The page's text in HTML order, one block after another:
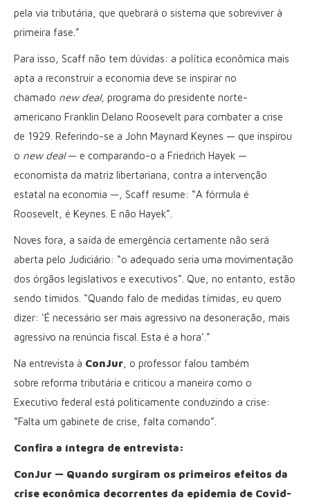
pela via tributária, que quebrará o sistema que sobreviver à
primeira fase.”
Para isso, Scaff não tem dúvidas: a política econômica mais
apta a reconstruir a economia deve se inspirar no
chamado new deal, programa do presidente norte-
americano Franklin Delano Roosevelt para combater a crise
de 1929. Referindo-se a John Maynard Keynes — que inspirou
o new deal— e comparando-o a Friedrich Hayek —
economista da matriz libertariana, contra a intervenção
estatal na economia —, Scaff resume: “A fórmula é
Roosevelt, é Keynes. E não Hayek”.
Noves fora, a saída de emergência certamente não será
aberta pelo Judiciário: “o adequado seria uma movimentação
dos órgãos legislativos e executivos”. Que, no entanto, estão
sendo tímidos. “Quando falo de medidas tímidas, eu quero
dizer: ‘É necessário ser mais agressivo na desoneração, mais
agressivo na renúncia fiscal. Esta é a hora’.”
Na entrevista à ConJur , o professor falou também
sobre reforma tributária e criticou a maneira como o
Executivo federal está politicamente conduzindo a crise:
“Falta um gabinete de crise, falta comando”.
Confira a íntegra de entrevista:
ConJur — Quando surgiram os primeiros efeitos da
crise econômica decorrentes da epidemia de Covid-